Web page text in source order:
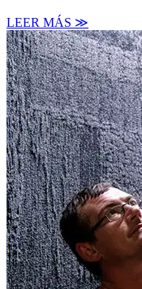
LEER MÁS ≫